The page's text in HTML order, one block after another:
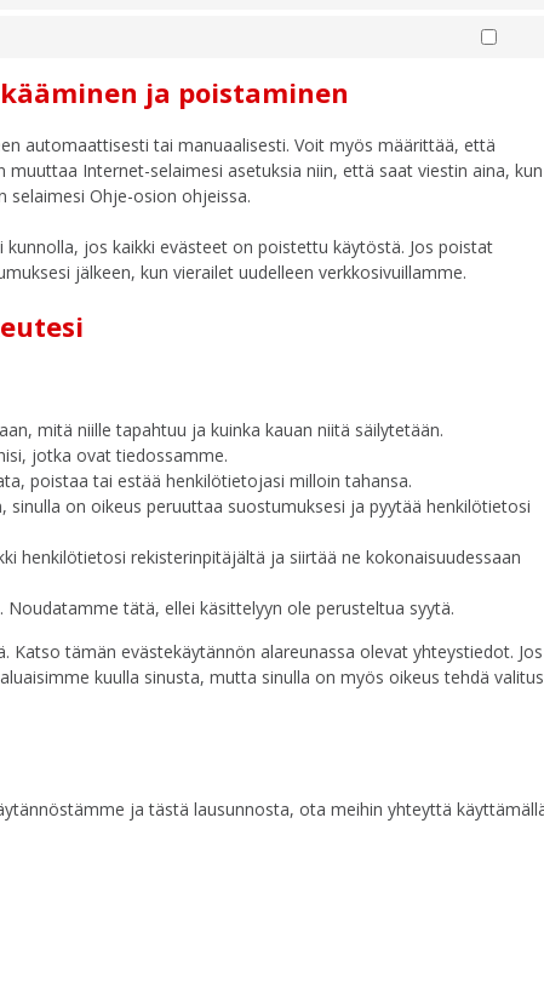
ja poistaminen
automaattisesti tai manuaalisesti. Voit myös määrittää, että
Internet-selaimesi asetuksia niin, että saat viestin aina, kun
Ohje-osion ohjeissa.
jos kaikki evästeet on poistettu käytöstä. Jos poistat
jälkeen, kun vierailet uudelleen verkkosivuillamme.
mitä niille tapahtuu ja kuinka kauan niitä säilytetään.
jotka ovat tiedossamme.
poistaa tai estää henkilötietojasi milloin tahansa.
sinulla on oikeus peruuttaa suostumuksesi ja pyytää henkilötietosi
henkilötietosi rekisterinpitäjältä ja siirtää ne kokonaisuudessaan
tätä, ellei käsittelyyn ole perusteltua syytä.
Katso tämän evästekäytännön alareunassa olevat yhteystiedot. Jos
kuulla sinusta, mutta sinulla on myös oikeus tehdä valitus
ja tästä lausunnosta, ota meihin yhteyttä